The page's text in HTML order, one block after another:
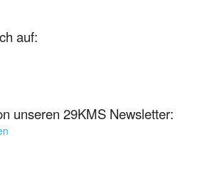
auf:
unseren 29KMS Newsletter: